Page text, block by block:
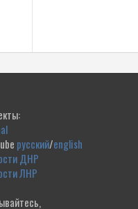
русский/english
ДНР
ЛНР